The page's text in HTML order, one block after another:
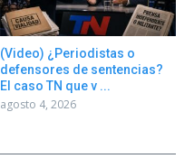
(Video) ¿Periodistas o
defensores de sentencias?
El caso TN que v ...
agosto 4, 2026